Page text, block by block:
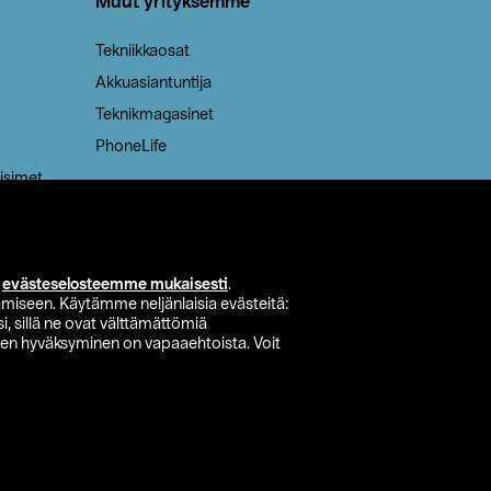
evästeselosteemme mukaisesti.
Käytämme neljänlaisia evästeitä:
sillä ne ovat välttämättömiä
hyväksyminen on vapaaehtoista. Voit
Tekniikkaosat
Akkuasiantuntija
Teknikmagasinet
PhoneLife